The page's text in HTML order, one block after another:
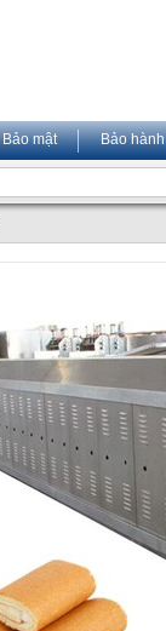
Bảo mật Bảo hành